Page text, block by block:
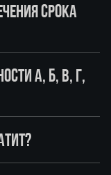
СРОКА
А, Б, В, Г,